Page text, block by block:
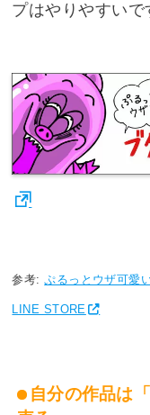
プはやりやすいで
参考:ぷるっとウザ可愛
LINE STORE
自分の作品は